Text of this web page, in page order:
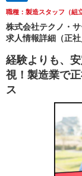
職種：製造スタッフ（組
株式会社テクノ・
求人情報詳細（正
経験よりも、
視！製造業で
ス